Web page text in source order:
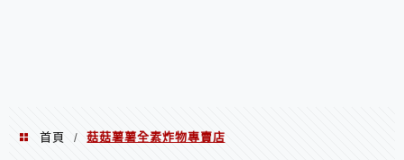
首頁 / 菇菇薯薯全素炸物專賣店